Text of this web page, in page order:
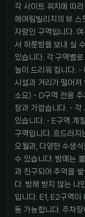
각 사이트 위치에 따
해여림빌리지의 뷰 스
자랑인 구역입니다.
서 하룻밤을 보내 실
있습니다. 각 구역별
늘이 드리워 집니다. -
시설과 거리가 떨어
소요) - D구역 전용
장과 가깝습니다. - 각
있습니다. - E구역 계
구역입니다. 흐드러지
오월과, 다양한 수생
수 있습니다. 밤에는
과 친구되어 추억을
다. 방해 받지 않는 나
입니다. E1, E2구역
동 가능합니다. 주차